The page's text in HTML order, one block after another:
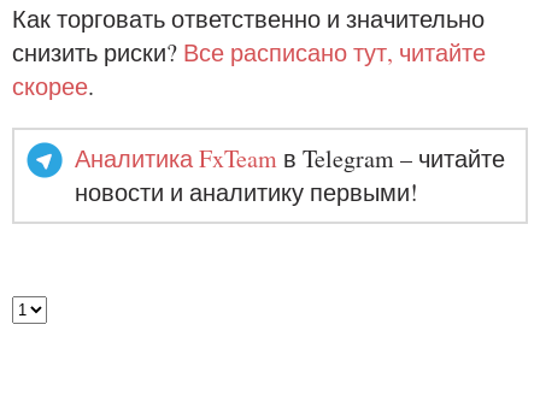
Как торговать ответственно и значительно
снизить риски? Все расписано тут, читайте
скорее.
Аналитика FxTeam в Telegram – читайте
новости и аналитику первыми!